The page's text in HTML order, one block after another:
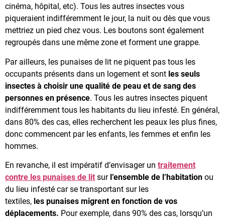
cinéma, hôpital, etc). Tous les autres insectes vous
piqueraient indifféremment le jour, la nuit ou dès que vous
mettriez un pied chez vous. Les boutons sont également
regroupés dans une même zone et forment une grappe.
Par ailleurs, les punaises de lit ne piquent pas tous les
occupants présents dans un logement et sont les seuls
insectes à choisir une qualité de peau et de sang des
personnes en présence. Tous les autres insectes piquent
indifféremment tous les habitants du lieu infesté. En général,
dans 80% des cas, elles recherchent les peaux les plus fines,
donc commencent par les enfants, les femmes et enfin les
hommes.
En revanche, il est impératif d’envisager un traitement
contre les punaises de lit surl’ensemble de l’habitation ou
du lieu infesté car se transportant sur les
textiles, les punaises migrent en fonction de vos
déplacements. Pour exemple, dans 90% des cas, lorsqu’un